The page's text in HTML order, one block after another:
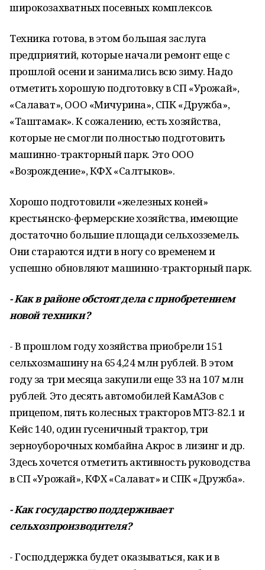
широкозахватных посевных комплексов.
Техника готова, в этом большая заслуга
предприятий, которые начали ремонт еще с
прошлой осени и занимались всю зиму. Надо
отметить хорошую подготовку в СП «Урожай»,
«Салават», ООО «Мичурина», СПК «Дружба»,
«Таштамак». К сожалению, есть хозяйства,
которые не смогли полностью подготовить
машинно-тракторный парк. Это ООО
«Возрождение», КФХ «Салтыков».
Хорошо подготовили «железных коней»
крестьянско-фермерские хозяйства, имеющие
достаточно большие площади сельхозземель.
Они стараются идти в ногу со временем и
успешно обновляют машинно-тракторный парк.
- Как в районе обстоят дела с приобретением
новой техники?
- В прошлом году хозяйства приобрели 151
сельхозмашину на 654,24 млн рублей. В этом
году за три месяца закупили еще 33 на 107 млн
рублей. Это десять автомобилей КамАЗов с
прицепом, пять колесных тракторов МТЗ-82.1 и
Кейс 140, один гусеничный трактор, три
зерноуборочных комбайна Акрос в лизинг и др.
Здесь хочется отметить активность руководства
в СП «Урожай», КФХ «Салават» и СПК «Дружба».
- Как государство поддерживает
сельхозпроизводителя?
- Господдержка будет оказываться, как и в